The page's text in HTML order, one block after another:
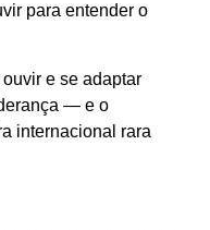
para entender o
e se adaptar
— e o
internacional rara